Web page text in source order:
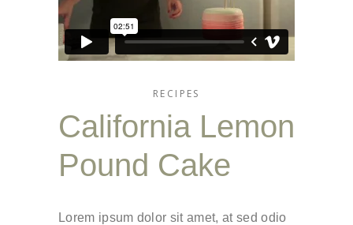
RECIPES
California Lemon
Pound Cake
Lorem ipsum dolor sit amet, at sed odio